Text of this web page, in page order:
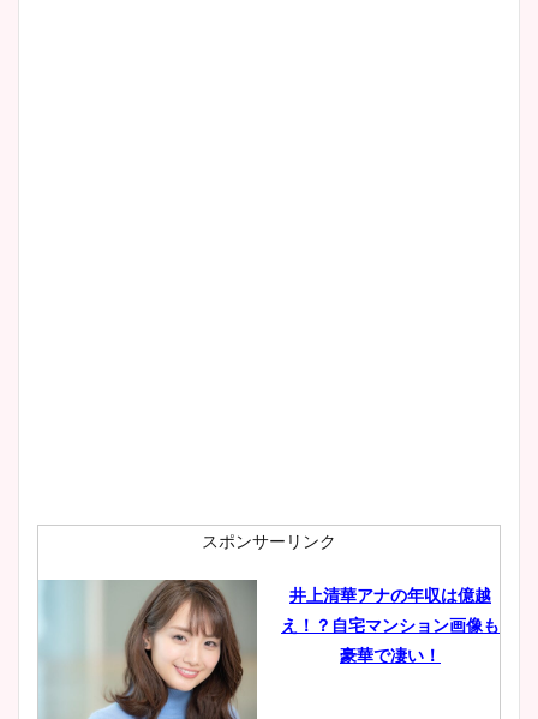
肉も凄い！
鈴木唯の太ってた時の体重が
ヤバすぎww原因や痩せたダ
スポンサーリンク
井上清華アナの年収は億越
え！？自宅マンション画像も
豪華で凄い！